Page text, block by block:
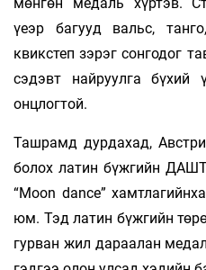
мөнгөн медаль хүртэв.
үеэр багууд вальс,
квикстеп зэрэг сонгодог
сэдэвт найруулга бүхий
онцлогтой.
Ташрамд дурдахад,
болох латин бүжгийн
“Moon dance”
юм. Тэд латин бүжгийн
гурван жил дараалан